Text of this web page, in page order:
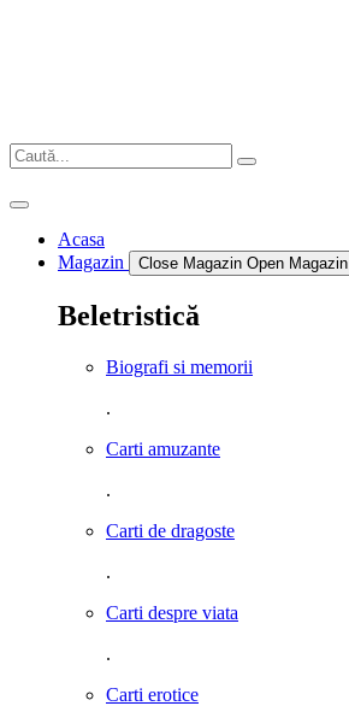
Acasa
Magazin
Close Magazin Open Magazin
Beletristică
Biografi si memorii
.
Carti amuzante
.
Carti de dragoste
.
Carti despre viata
.
Carti erotice